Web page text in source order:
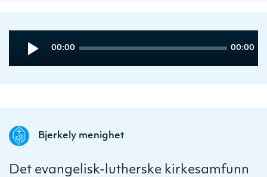
Player
Current
00:00
Total
00:00
Bjerkely menighet
Det evangelisk-lutherske kirkesamfunn